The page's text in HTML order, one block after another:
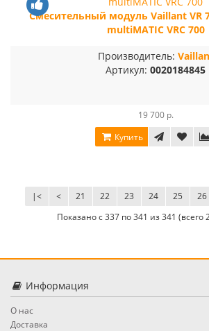
1 120 818 р.
Смесительный модуль Vaillant VR
multiMATIC VRC 700
Производитель:
Артикул: 0020184845
19 700 р.
Купить
|< < 21 22 23 24 25 26
Показано с 337 по 341 из 341 (всего
Информация
О нас
Доставка